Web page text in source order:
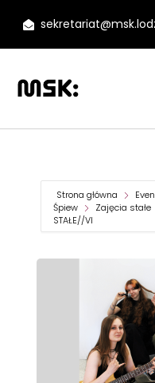
Strona główna
Śpiew
Zajęcia stałe
STAŁE//VI